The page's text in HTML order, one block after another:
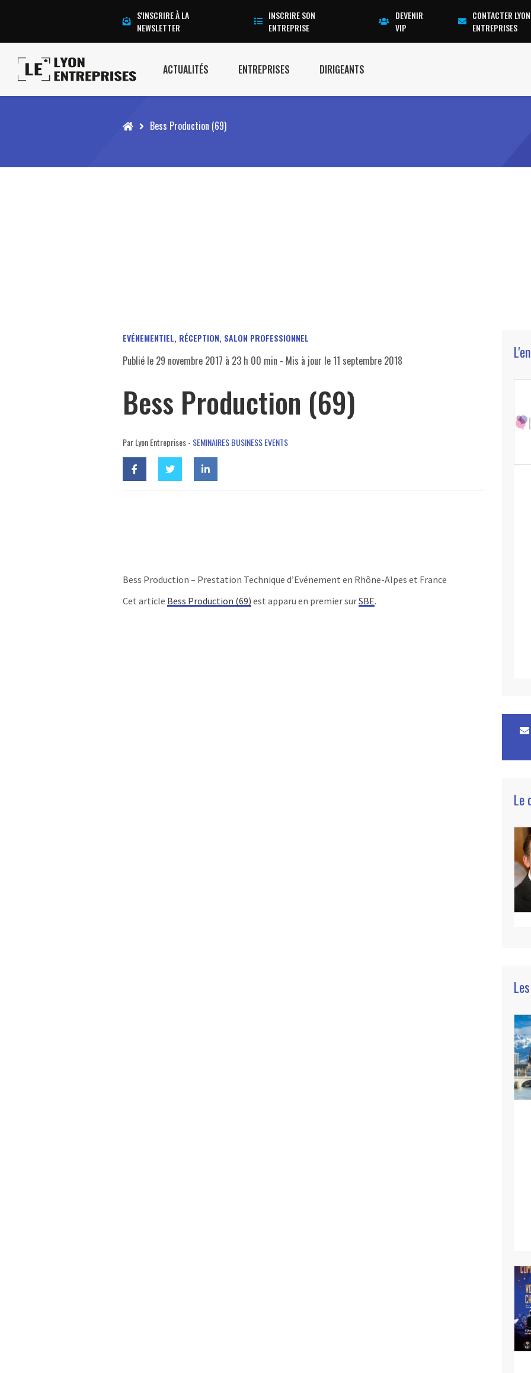
S'INSCRIRE À LA
NEWSLETTER
INSCRIRE SON
ENTREPRISE
DEVENIR
VIP
CONTACTER LYON
ENTREPRISES
ACTUALITÉS ENTREPRISES DIRIGEANTS
Accueil Bess Production (69)
EVÉNEMENTIEL, RÉCEPTION, SALON PROFESSIONNEL
Publié le 29 novembre 2017 à 23 h 00 min - Mis à jour le11 septembre 2018
Bess Production (69)
Par Lyon Entreprises - SEMINAIRES BUSINESS EVENTS
Bess Production – Prestation Technique d’Evénement en Rhône-Alpes et France
Cet article Bess Production (69) est apparu en premier surSBE.
Le